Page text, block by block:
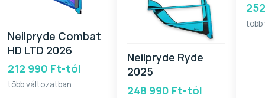
Neilpryde Combat
HD LTD 2026
212 990 Ft-tól
több változatban
Neilpryde Ryde
2025
248 990 Ft-tól